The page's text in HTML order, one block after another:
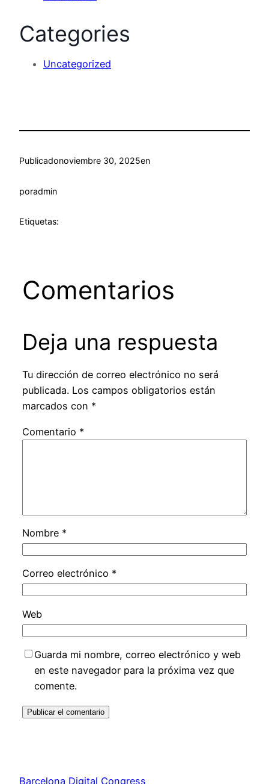
Categories
Uncategorized
Publicadonoviembre 30, 2025en
poradmin
Etiquetas:
Comentarios
Deja una respuesta
Tu dirección de correo electrónico no será
publicada. Los campos obligatorios están
marcados con *
Comentario *
Nombre *
Correo electrónico *
Web
Guarda mi nombre, correo electrónico y web
en este navegador para la próxima vez que
comente.
Barcelona Digital Congress